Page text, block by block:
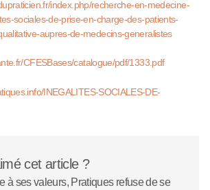
index.php/recherche-en-medecine-
sociales-de-prise-en-charge-des-patients-
aupres-de-medecins-generalistes
CFESBases/catalogue/pdf/1333.pdf
INEGALITES-SOCIALES-DE-
cet article ?
à ses valeurs, Pratiques refuse de se